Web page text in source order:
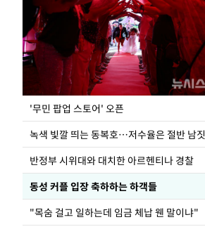
'무민 팝업 스토어' 오픈
녹색 빛깔 띄는 동복호…저수율은 절반 남짓
반정부 시위대와 대치한 아르헨티나 경찰
동성 커플 입장 축하하는 하객들
"목숨 걸고 일하는데 임금 체납 웬 말이냐"